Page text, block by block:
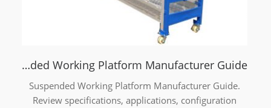
Suspended Working Platform Manufacturer Guide
Suspended Working Platform Manufacturer Guide.
Review specifications, applications, configuration